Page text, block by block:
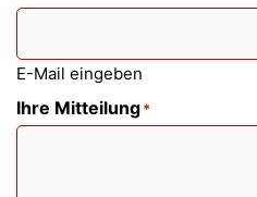
E-Mail eingeben
Ihre Mitteilung*